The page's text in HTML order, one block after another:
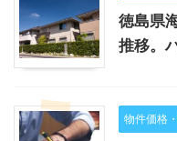
徳島県
推移。
物件価格